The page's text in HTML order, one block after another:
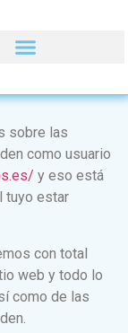
sobre las
como usuario
y eso está
tuyo estar
con total
web y todo lo
como de las